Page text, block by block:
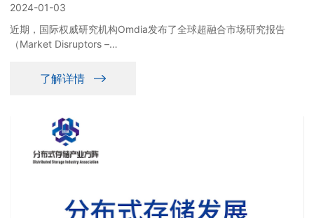
2024-01-03
近期，国际权威研究机构Omdia发布了全球超融合市场研究报告
（Market Disruptors –
（以下简称《报告》），对超融合市场的发展现状做出分析，
Omdia认为边缘、云和人工智能将是超融合发展的机会。安超云作
到“ArcherOS is a strong local Chinese vendor with an offering
超云ArcherOS是一家实力雄厚的中国本土供应商，提供适合国际受
众的产品）”。
了解详情